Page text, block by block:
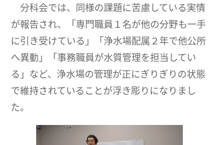
分科会では、同様の課題に苦慮している実情
が報告され、「専門職員１名が他の分野も一手
に引き受けている」「浄水場配属２年で他公所
へ異動」「事務職員が水質管理を担当してい
る」など、浄水場の管理が正にぎりぎりの状態
で維持されていることが浮き彫りになりまし
た。